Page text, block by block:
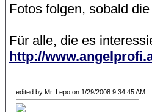
Fotos folgen, sobald
Für alle, die es
http://
edited by Mr. Lepo on 1/29/2008 9:34:45 AM